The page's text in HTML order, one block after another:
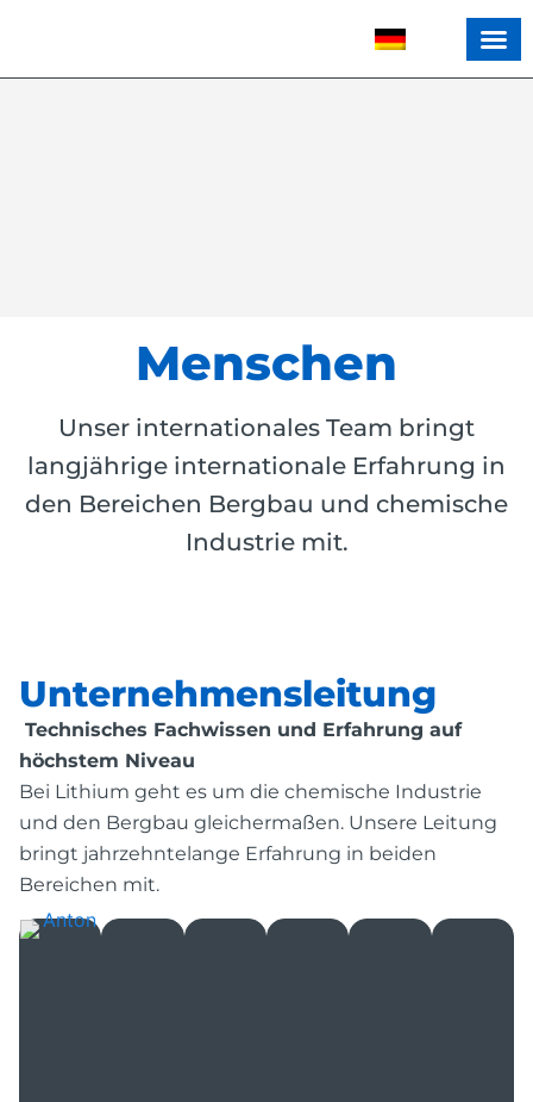
Menschen
Unser internationales Team bringt
langjährige internationale Erfahrung in
den Bereichen Bergbau und chemische
Industrie mit.
Unternehmensleitung
Technisches Fachwissen und Erfahrung auf
höchstem Niveau
Bei Lithium geht es um die chemische Industrie
und den Bergbau gleichermaßen. Unsere Leitung
bringt jahrzehntelange Erfahrung in beiden
Bereichen mit.